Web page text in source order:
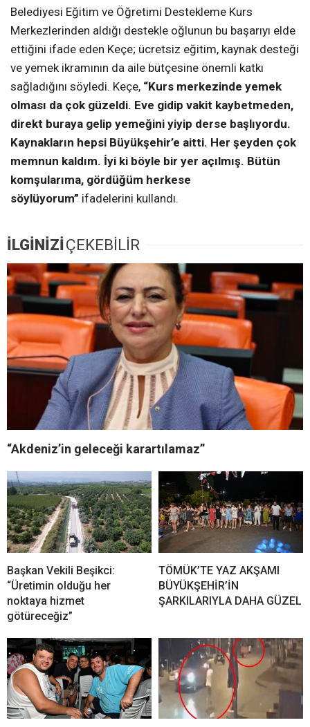
Belediyesi Eğitim ve Öğretimi Destekleme Kurs
Merkezlerinden aldığı destekle oğlunun bu başarıyı elde
ettiğini ifade eden Keçe; ücretsiz eğitim, kaynak desteği
ve yemek ikramının da aile bütçesine önemli katkı
sağladığını söyledi. Keçe, “Kurs merkezinde yemek
olması da çok güzeldi. Eve gidip vakit kaybetmeden,
direkt buraya gelip yemeğini yiyip derse başlıyordu.
Kaynakların hepsi Büyükşehir’e aitti. Her şeyden çok
memnun kaldım. İyi ki böyle bir yer açılmış. Bütün
komşularıma, gördüğüm herkese
söylüyorum” ifadelerini kullandı.
İLGİNİZİ ÇEKEBİLİR
“Akdeniz’in geleceği karartılamaz”
Başkan Vekili Beşikci:
“Üretimin olduğu her
noktaya hizmet
götüreceğiz”
TÖMÜK’TE YAZ AKŞAMI
BÜYÜKŞEHİR’İN
ŞARKILARIYLA DAHA GÜZEL